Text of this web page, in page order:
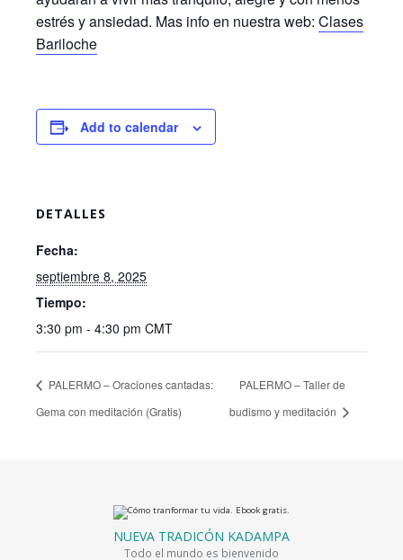
estrés y ansiedad. Mas info en nuestra web: Clases
Bariloche
Add to calendar
DETALLES
Fecha:
septiembre 8, 2025
Tiempo:
3:30 pm - 4:30 pm CMT
PALERMO – Oraciones cantadas:
Gema con meditación (Gratis)
PALERMO – Taller de
budismo y meditación
NUEVA TRADICÓN KADAMPA
Todo el mundo es bienvenido